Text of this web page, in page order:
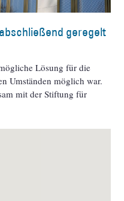
geregelt
Lösung für die
Umständen möglich war.
mit der Stiftung für